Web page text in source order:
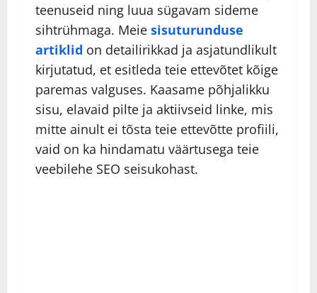
teenuseid ning luua sügavam sideme
sihtrühmaga. Meie sisuturunduse
artiklid on detailirikkad ja asjatundlikult
kirjutatud, et esitleda teie ettevõtet kõige
paremas valguses. Kaasame põhjalikku
sisu, elavaid pilte ja aktiivseid linke, mis
mitte ainult ei tõsta teie ettevõtte profiili,
vaid on ka hindamatu väärtusega teie
veebilehe SEO seisukohast.